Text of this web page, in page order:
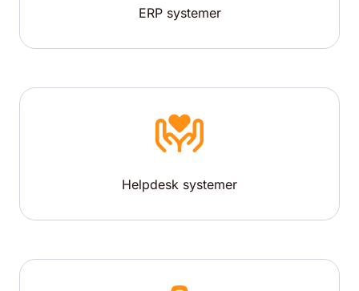
ERP systemer
Helpdesk systemer